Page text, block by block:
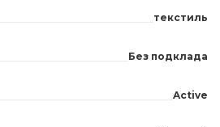
текстиль
Без подклада
Active